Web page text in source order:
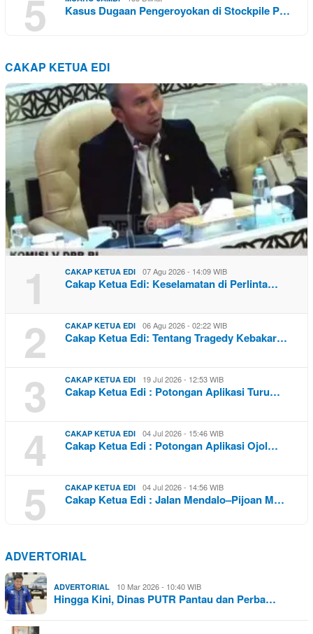
5 Kasus Dugaan Pengeroyokan di Stockpile P…
CAKAP KETUA EDI
1 CAKAP KETUA EDI 07 Agu 2026 - 14:09 WIB
Cakap Ketua Edi: Keselamatan di Perlinta…
2 CAKAP KETUA EDI 06 Agu 2026 - 02:22 WIB
Cakap Ketua Edi: Tentang Tragedy Kebakar…
3 CAKAP KETUA EDI 19 Jul 2026 - 12:53 WIB
Cakap Ketua Edi : Potongan Aplikasi Turu…
4 CAKAP KETUA EDI 04 Jul 2026 - 15:46 WIB
Cakap Ketua Edi : Potongan Aplikasi Ojol…
5 CAKAP KETUA EDI 04 Jul 2026 - 14:56 WIB
Cakap Ketua Edi : Jalan Mendalo–Pijoan M…
ADVERTORIAL
ADVERTORIAL 10 Mar 2026 - 10:40 WIB
Hingga Kini, Dinas PUTR Pantau dan Perba…